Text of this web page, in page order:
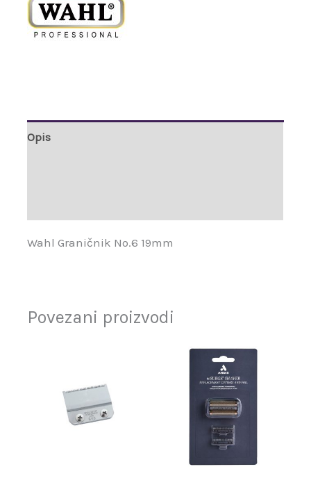
Opis
Wahl Graničnik No.6 19mm
Povezani proizvodi